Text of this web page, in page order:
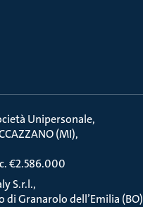
Unipersonale
(MI)
€2.586.000
S.r.l.
di Granarolo dell’Emilia (BO)